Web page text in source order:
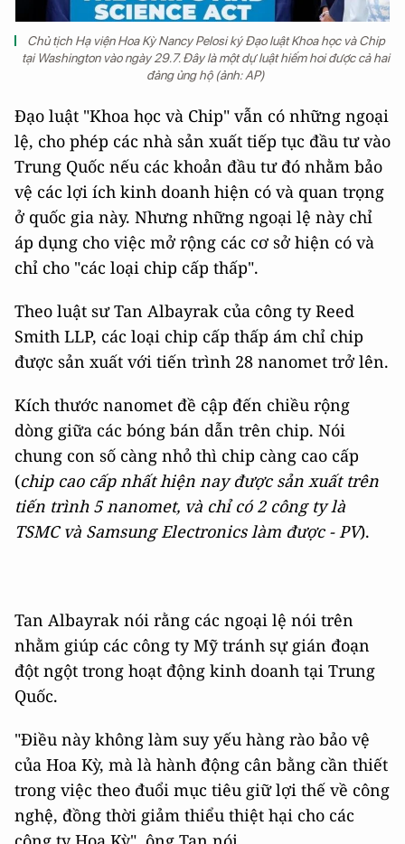
Chủ tịch Hạ viện Hoa Kỳ Nancy Pelosi ký Đạo luật Khoa học và Chip
tại Washington vào ngày 29.7. Đây là một dự luật hiếm hoi được cả hai
đảng ủng hộ (ảnh: AP)
Đạo luật "Khoa học và Chip" vẫn có những ngoại
lệ, cho phép các nhà sản xuất tiếp tục đầu tư vào
Trung Quốc nếu các khoản đầu tư đó nhằm bảo
vệ các lợi ích kinh doanh hiện có và quan trọng
ở quốc gia này. Nhưng những ngoại lệ này chỉ
áp dụng cho việc mở rộng các cơ sở hiện có và
chỉ cho "các loại chip cấp thấp".
Theo luật sư Tan Albayrak của công ty Reed
Smith LLP, các loại chip cấp thấp ám chỉ chip
được sản xuất với tiến trình 28 nanomet trở lên.
Kích thước nanomet đề cập đến chiều rộng
dòng giữa các bóng bán dẫn trên chip. Nói
chung con số càng nhỏ thì chip càng cao cấp
(chip cao cấp nhất hiện nay được sản xuất trên
tiến trình 5 nanomet, và chỉ có 2 công ty là
TSMC và Samsung Electronics làm được - PV).
Tan Albayrak nói rằng các ngoại lệ nói trên
nhằm giúp các công ty Mỹ tránh sự gián đoạn
đột ngột trong hoạt động kinh doanh tại Trung
Quốc.
"Điều này không làm suy yếu hàng rào bảo vệ
của Hoa Kỳ, mà là hành động cân bằng cần thiết
trong việc theo đuổi mục tiêu giữ lợi thế về công
nghệ, đồng thời giảm thiểu thiệt hại cho các